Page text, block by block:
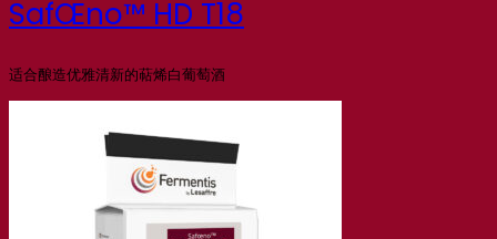
SafŒno™ HD T18
适合酿造优雅清新的萜烯白葡萄酒